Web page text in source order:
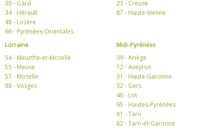
30 - Gard
34 - Hérault
48 - Lozère
66 - Pyrénées-Orientales
23 - Creuse
87 - Haute-Vienne
Lorraine
54 - Meurthe-et-Moselle
55 - Meuse
57 - Moselle
88 - Vosges
Midi-Pyrénées
09 - Ariège
12 - Aveyron
31 - Haute-Garonne
32 - Gers
46 - Lot
65 - Hautes-Pyrénées
81 - Tarn
82 - Tarn-et-Garonne